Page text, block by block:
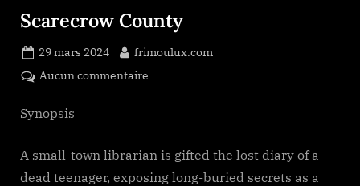
Scarecrow County
Posted
on
29 mars 2024 By
frimoulux.com
Aucun commentaire
Synopsis
A small-town librarian is gifted the lost diary of a
dead teenager, exposing long-buried secrets as a